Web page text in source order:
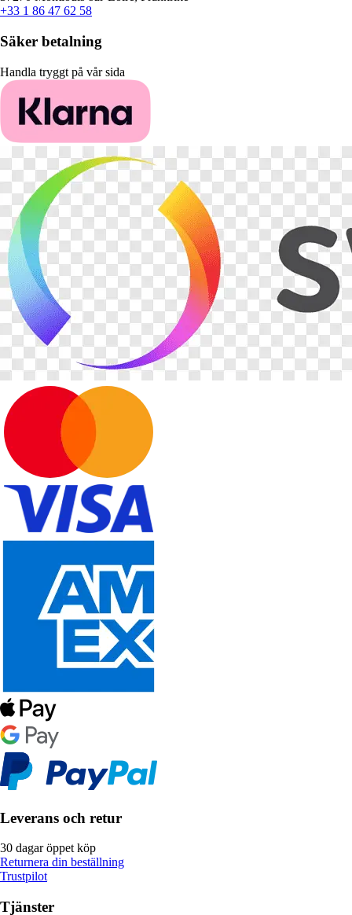
+33 1 86 47 62 58
Säker betalning
Handla tryggt på vår sida
Leverans och retur
30 dagar öppet köp
Returnera din beställning
Trustpilot
Tjänster